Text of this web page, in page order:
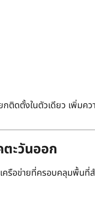
ดตั้งในตัวเดียว เพิ่มคว
ะวันออก
ครือข่ายที่ครอบคลุมพื้น